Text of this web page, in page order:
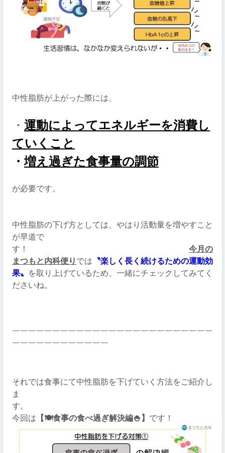
中性脂肪が上がった際には、
・ 運動によってエネルギーを消費し
ていくこと
・増え過ぎた食事量の調節
が必要です。
中性脂肪の下げ方としては、やはり活動量を増やすこと
が早道で
す！ 今月の
まつもと内科便り では 〝楽しく長く続けるための運動効
果〟
を取り上げているため、一緒にチェックしてみてく
ださいね。
￣￣￣￣￣￣￣￣￣￣￣￣￣￣￣￣￣￣￣￣￣￣￣￣￣
￣￣￣￣￣￣￣￣￣￣￣￣
それでは食事にて中性脂肪を下げていく方法をご紹介し
ま
す。
今回は 【🍽️食事の食べ過ぎ解決編🍚】 です！